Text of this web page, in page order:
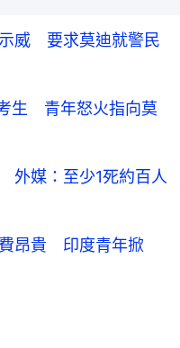
威 要求莫迪就警民
生 青年怒火指向莫
外媒：至少1死約百人
昂貴 印度青年掀